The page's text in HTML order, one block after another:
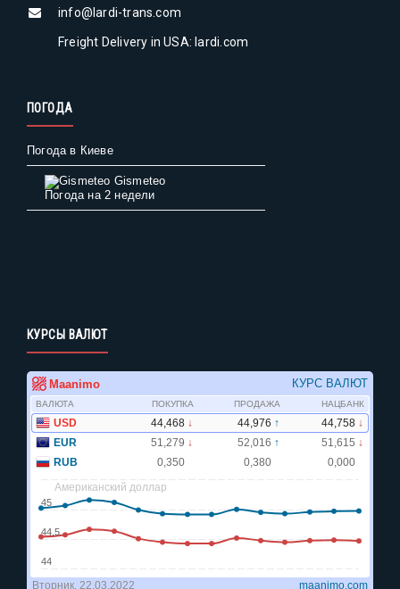
info@lardi-trans.com
Freight Delivery in USA: lardi.com
ПОГОДА
Погода в Киеве
Gismeteo
Погода на 2 недели
КУРСЫ ВАЛЮТ